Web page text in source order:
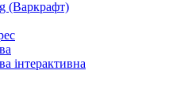
інтерактивна